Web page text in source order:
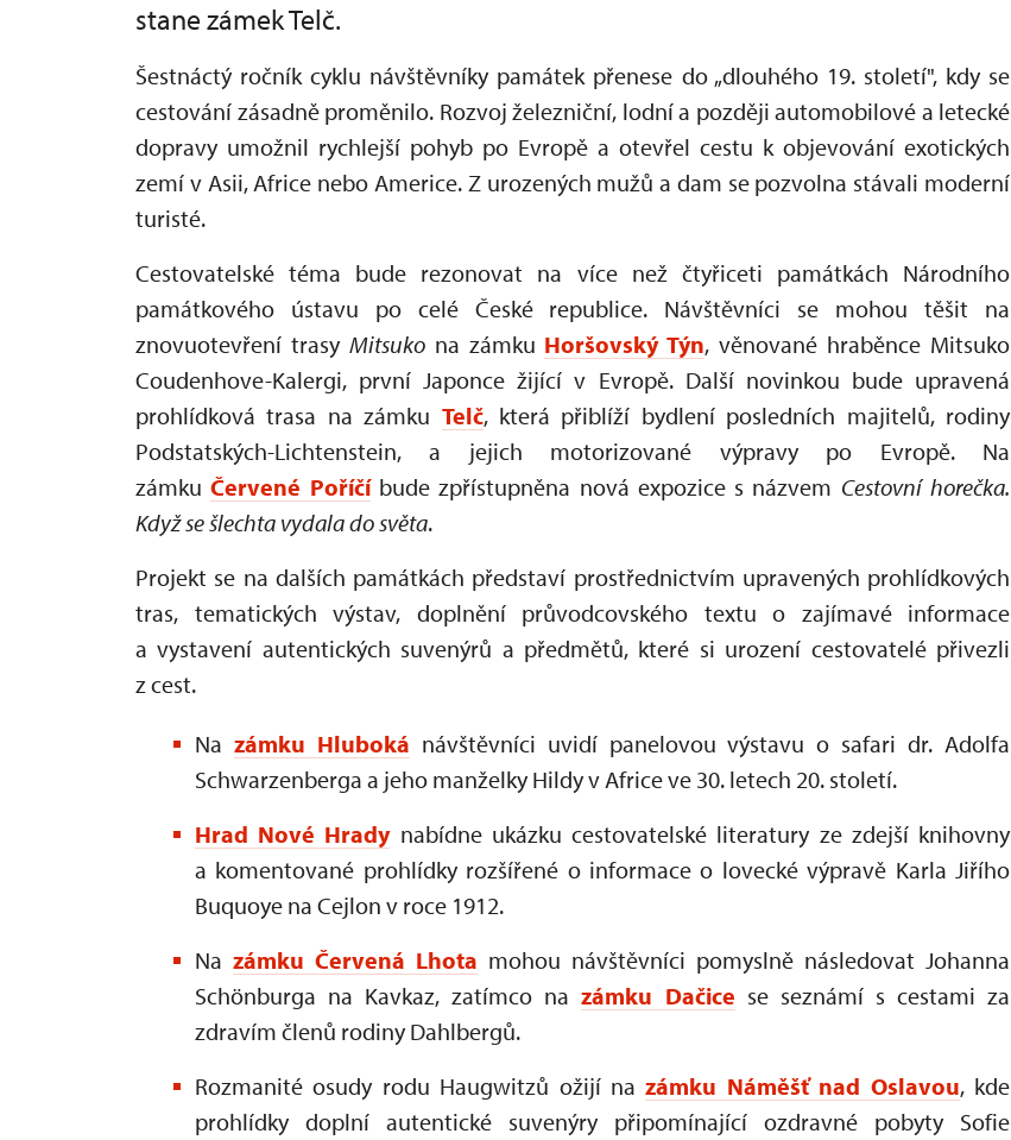
stane zámek Telč.
Šestnáctý ročník cyklu návštěvníky památek přenese do „dlouhého 19. století", kdy se
cestování zásadně proměnilo. Rozvoj železniční, lodní a později automobilové a letecké
dopravy umožnil rychlejší pohyb po Evropě a otevřel cestu k objevování exotických
zemí v Asii, Africe nebo Americe. Z urozených mužů a dam se pozvolna stávali moderní
turisté.
Cestovatelské téma bude rezonovat na více než čtyřiceti památkách Národního
památkového ústavu po celé České republice. Návštěvníci se mohou těšit na
znovuotevření trasy Mitsukona zámku Horšovský Týn, věnované hraběnce Mitsuko
Coudenhove-Kalergi, první Japonce žijící v Evropě. Další novinkou bude upravená
prohlídková trasa na zámku Telč, která přiblíží bydlení posledních majitelů, rodiny
Podstatských-Lichtenstein, a jejich motorizované výpravy po Evropě. Na
zámkuČervené Poříčíbude zpřístupněna nová expozice s názvem Cestovní horečka.
Když se šlechta vydala do světa.
Projekt se na dalších památkách představí prostřednictvím upravených prohlídkových
tras, tematických výstav, doplnění průvodcovského textu o zajímavé informace
a vystavení autentických suvenýrů a předmětů, které si urození cestovatelé přivezli
z cest.
Na zámku Hluboká návštěvníci uvidí panelovou výstavu o safari dr. Adolfa
Schwarzenberga a jeho manželky Hildy v Africe ve 30. letech 20. století.
Hrad Nové Hradynabídne ukázku cestovatelské literatury ze zdejší knihovny
a komentované prohlídky rozšířené o informace o lovecké výpravě Karla Jiřího
Buquoye na Cejlon v roce 1912.
Na zámku Červená Lhota mohou návštěvníci pomyslně následovat Johanna
Schönburga na Kavkaz, zatímco nazámku Dačice se seznámí s cestami za
zdravím členů rodiny Dahlbergů.
Rozmanité osudy rodu Haugwitzů ožijí nazámku Náměšť nad Oslavou, kde
prohlídky doplní autentické suvenýry připomínající ozdravné pobyty Sofie